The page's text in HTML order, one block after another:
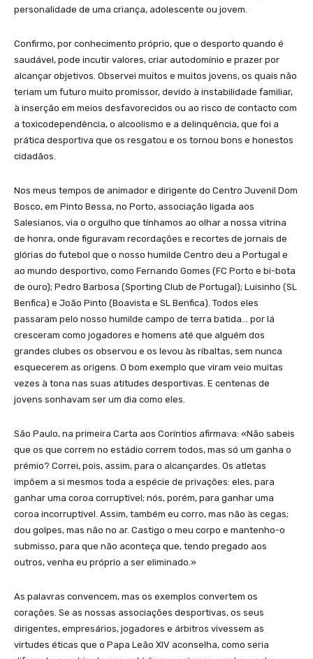
personalidade de uma criança, adolescente ou jovem.
Confirmo, por conhecimento próprio, que o desporto quando é
saudável, pode incutir valores, criar autodomínio e prazer por
alcançar objetivos. Observei muitos e muitos jovens, os quais não
teriam um futuro muito promissor, devido à instabilidade familiar,
à inserção em meios desfavorecidos ou ao risco de contacto com
a toxicodependência, o alcoolismo e a delinquência, que foi a
prática desportiva que os resgatou e os tornou bons e honestos
cidadãos.
Nos meus tempos de animador e dirigente do Centro Juvenil Dom
Bosco, em Pinto Bessa, no Porto, associação ligada aos
Salesianos, via o orgulho que tínhamos ao olhar a nossa vitrina
de honra, onde figuravam recordações e recortes de jornais de
glórias do futebol que o nosso humilde Centro deu a Portugal e
ao mundo desportivo, como Fernando Gomes (FC Porto e bi-bota
de ouro); Pedro Barbosa (Sporting Club de Portugal); Luisinho (SL
Benfica) e João Pinto (Boavista e SL Benfica). Todos eles
passaram pelo nosso humilde campo de terra batida… por lá
cresceram como jogadores e homens até que alguém dos
grandes clubes os observou e os levou às ribaltas, sem nunca
esquecerem as origens. O bom exemplo que viram veio muitas
vezes à tona nas suas atitudes desportivas. E centenas de
jovens sonhavam ser um dia como eles.
São Paulo, na primeira Carta aos Coríntios afirmava: «Não sabeis
que os que correm no estádio correm todos, mas só um ganha o
prémio? Correi, pois, assim, para o alcançardes. Os atletas
impõem a si mesmos toda a espécie de privações: eles, para
ganhar uma coroa corruptível; nós, porém, para ganhar uma
coroa incorruptível. Assim, também eu corro, mas não às cegas;
dou golpes, mas não no ar. Castigo o meu corpo e mantenho-o
submisso, para que não aconteça que, tendo pregado aos
outros, venha eu próprio a ser eliminado.»
As palavras convencem, mas os exemplos convertem os
corações. Se as nossas associações desportivas, os seus
dirigentes, empresários, jogadores e árbitros vivessem as
virtudes éticas que o Papa Leão XIV aconselha, como seria